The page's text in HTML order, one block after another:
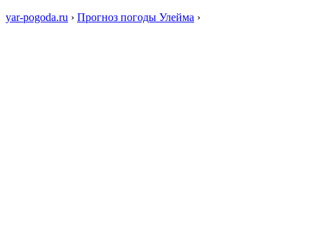
yar-pogoda.ru › Прогноз погоды Улейма ›